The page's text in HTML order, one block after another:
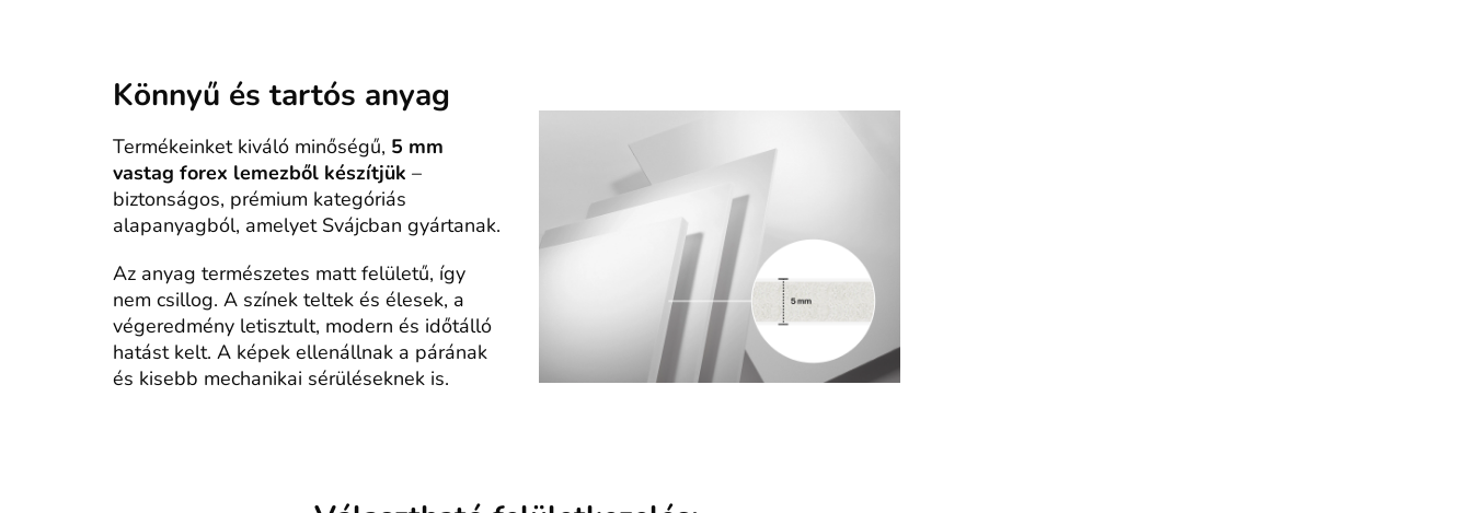
Könnyű és tartós anyag
Termékeinket kiváló minőségű, 5 mm
vastag forex lemezből készítjük –
biztonságos, prémium kategóriás
alapanyagból, amelyet Svájcban gyártanak.
Az anyag természetes matt felületű, így
nem csillog. A színek teltek és élesek, a
végeredmény letisztult, modern és időtálló
hatást kelt. A képek ellenállnak a párának
és kisebb mechanikai sérüléseknek is.